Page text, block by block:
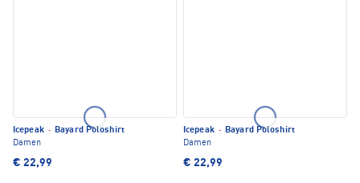
Icepeak · Bayard Poloshirt
Damen
€ 22,99
Icepeak · Bayard Poloshirt
Damen
€ 22,99